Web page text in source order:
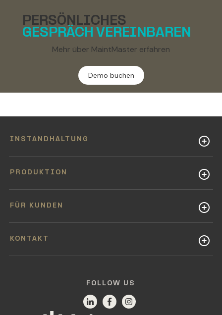
PERSÖNLICHES
GESPRÄCH VEREINBAREN
Mehr über MaintMaster erfahren
Demo buchen
INSTANDHALTUNG
PRODUKTION
FÜR KUNDEN
KONTAKT
FOLLOW US